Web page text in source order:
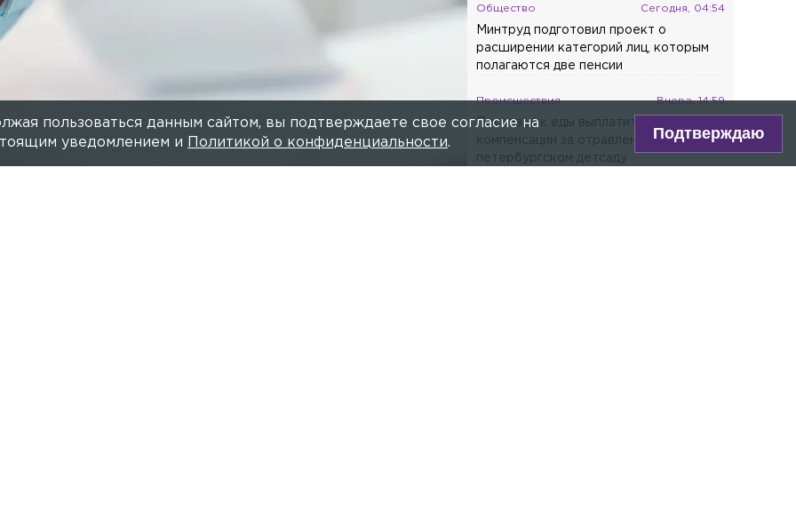
Общество Сегодня, 04:54
Минтруд подготовил проект о
расширении категорий лиц, которым
полагаются две пенсии
Происшествия Вчера, 14:59
Поставщик еды выплатит крупные
компенсации за отравление детей в
петербургском детсаду
пользоваться данным сайтом, вы подтверждаете свое согласие на
уведомлением и
Политикой о конфиденциальности.
Подтверждаю